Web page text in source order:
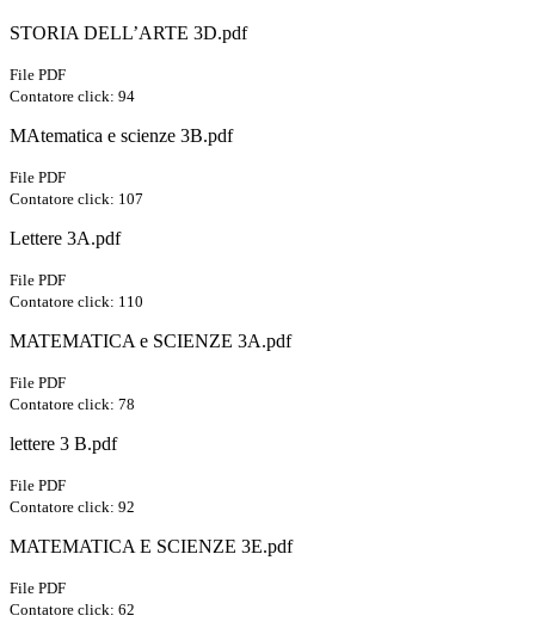
STORIA DELL’ARTE 3D.pdf
File PDF
Contatore click: 94
MAtematica e scienze 3B.pdf
File PDF
Contatore click: 107
Lettere 3A.pdf
File PDF
Contatore click: 110
MATEMATICA e SCIENZE 3A.pdf
File PDF
Contatore click: 78
lettere 3 B.pdf
File PDF
Contatore click: 92
MATEMATICA E SCIENZE 3E.pdf
File PDF
Contatore click: 62